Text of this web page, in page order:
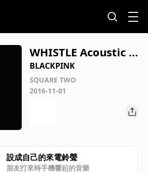
WHISTLE Acoustic V
ersion
BLACKPINK
SQUARE TWO
2016-11-01
設成自己的來電鈴聲
朋友打來時手機響起的音樂